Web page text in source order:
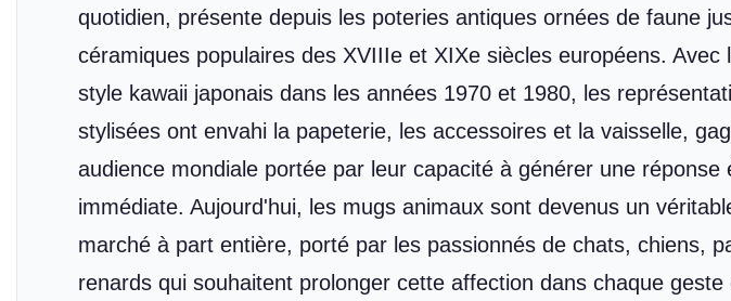
quotidien, présente depuis les poteries antiques ornées de faune
céramiques populaires des XVIIIe et XIXe siècles européens. Avec
style kawaii japonais dans les années 1970 et 1980, les
stylisées ont envahi la papeterie, les accessoires et la vaisselle,
audience mondiale portée par leur capacité à générer une réponse
immédiate. Aujourd'hui, les mugs animaux sont devenus un
marché à part entière, porté par les passionnés de chats, chiens,
renards qui souhaitent prolonger cette affection dans chaque geste